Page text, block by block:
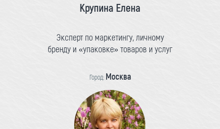
Крупина Елена
Эксперт по маркетингу, личному
бренду и «упаковке» товаров и услуг
Город: Москва